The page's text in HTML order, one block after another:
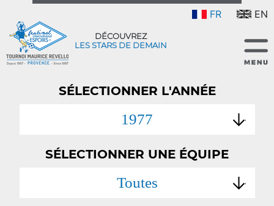
FR EN
DÉCOUVREZ
LES STARS DE DEMAIN
SÉLECTIONNER L'ANNÉE
1977
SÉLECTIONNER UNE ÉQUIPE
Toutes